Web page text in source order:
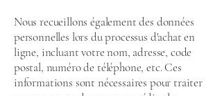
Nous recueillons également des données
personnelles lors du processus d'achat en
ligne, incluant votre nom, adresse, code
postal, numéro de téléphone, etc. Ces
informations sont nécessaires pour traiter